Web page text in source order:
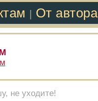
От автора
не уходите!